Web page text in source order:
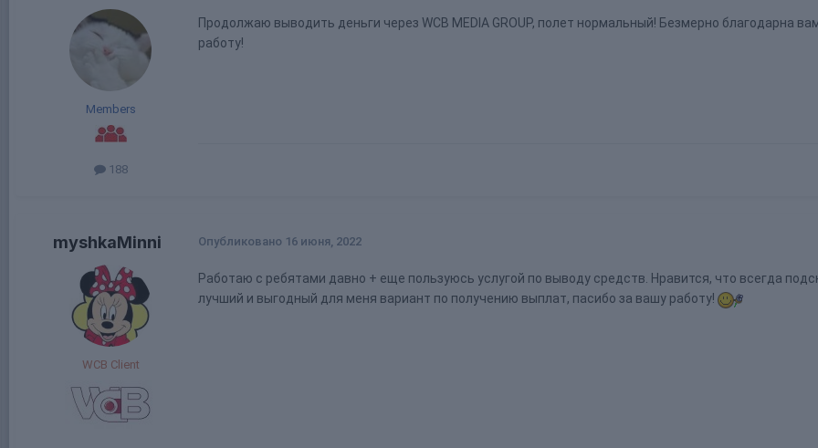
Members
188
Продолжаю выводить деньги через WCB MEDIA GROUP, полет нормальный! Безмерно благодарна
работу!
myshkaMinni
WCB Client
Опубликовано 16 июня, 2022
Работаю с ребятами давно + еще пользуюсь услугой по выводу средств. Нравится, что всегда
лучший и выгодный для меня вариант по получению выплат, пасибо за вашу работу!